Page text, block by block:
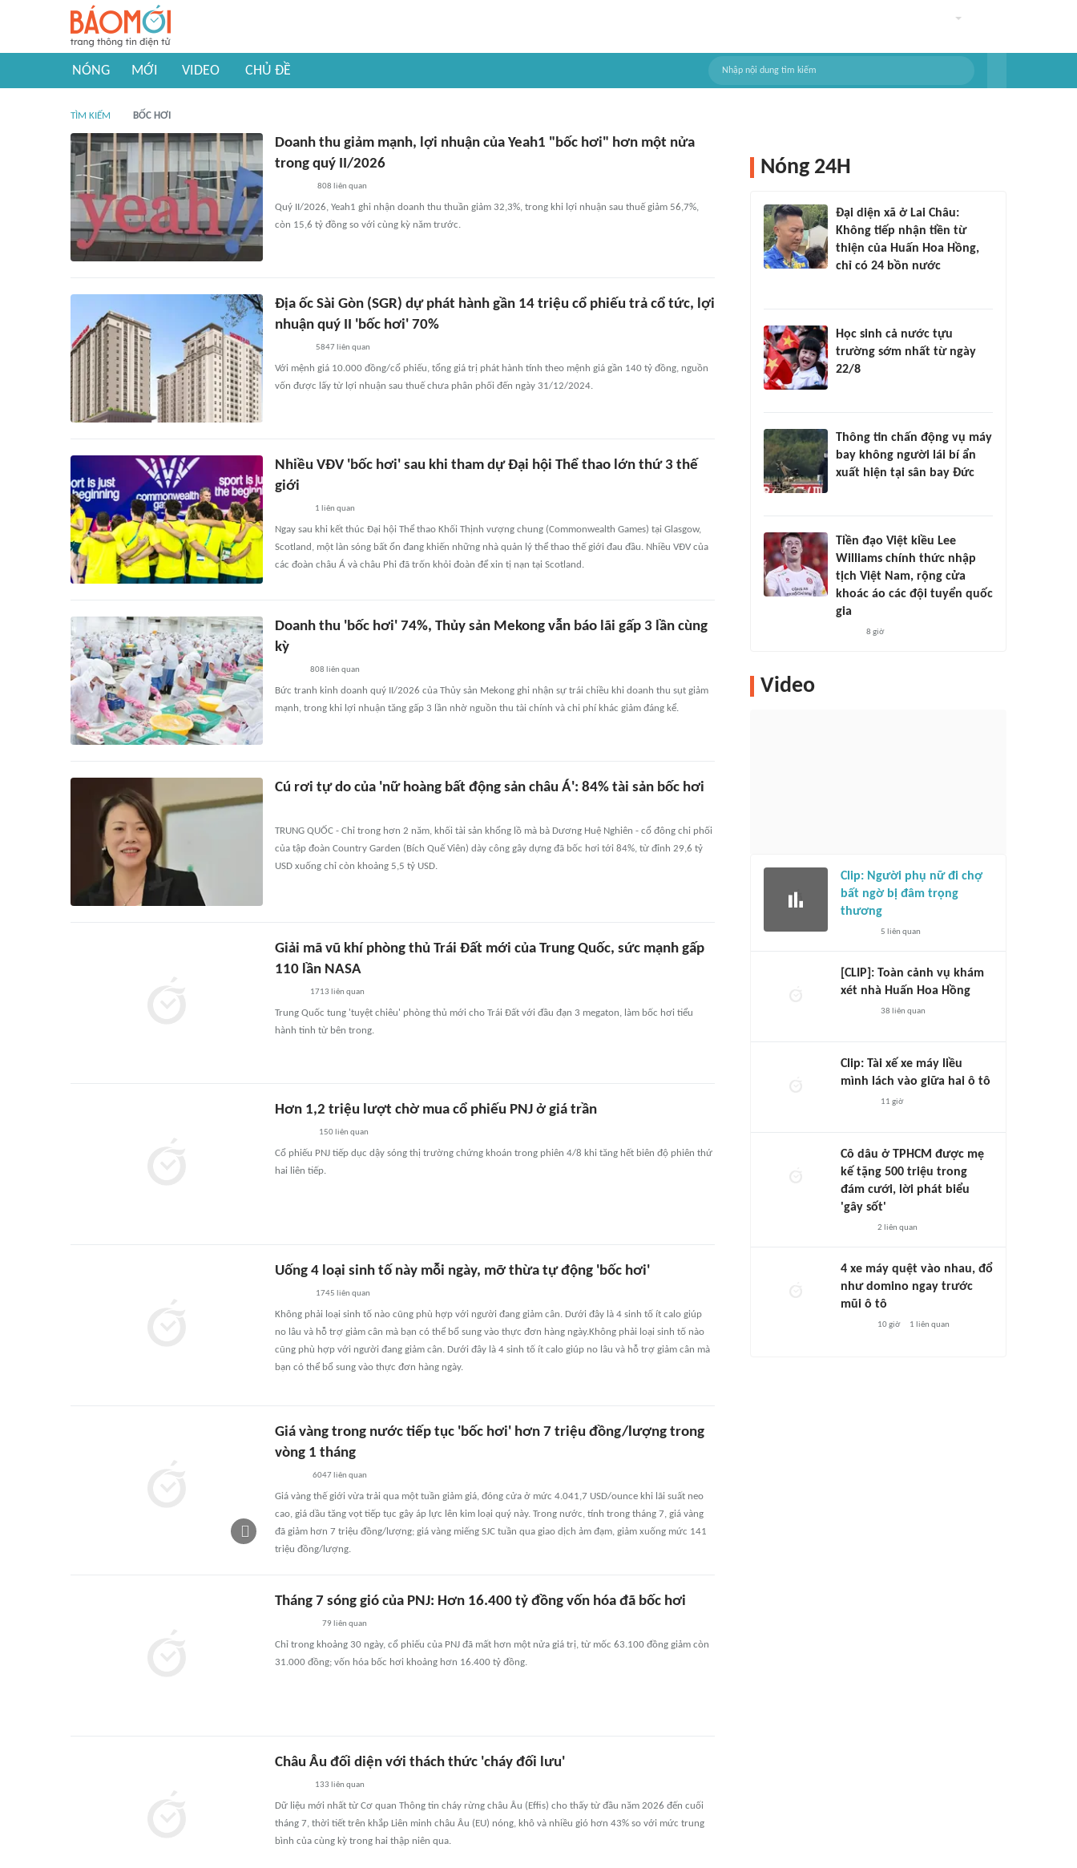
NÓNG MỚI VIDEO CHỦ ĐỀ
TÌM KIẾM BỐC HƠI
Doanh thu giảm mạnh, lợi nhuận của Yeah1 "bốc hơi" hơn một nửa
trong quý II/2026
808 liên quan
Quý II/2026, Yeah1 ghi nhận doanh thu thuần giảm 32,3%, trong khi lợi nhuận sau thuế giảm 56,7%,
còn 15,6 tỷ đồng so với cùng kỳ năm trước.
Địa ốc Sài Gòn (SGR) dự phát hành gần 14 triệu cổ phiếu trả cổ tức, lợi
nhuận quý II 'bốc hơi' 70%
5847liên quan
Với mệnh giá 10.000 đồng/cổ phiếu, tổng giá trị phát hành tính theo mệnh giá gần 140 tỷ đồng, nguồn
vốn được lấy từ lợi nhuận sau thuế chưa phân phối đến ngày 31/12/2024.
Nhiều VĐV 'bốc hơi' sau khi tham dự Đại hội Thể thao lớn thứ 3 thế
giới
1 liên quan
Ngay sau khi kết thúc Đại hội Thể thao Khối Thịnh vượng chung (Commonwealth Games) tại Glasgow,
Scotland, một làn sóng bất ổn đang khiến những nhà quản lý thể thao thế giới đau đầu. Nhiều VĐV của
các đoàn châu Á và châu Phi đã trốn khỏi đoàn để xin tị nạn tại Scotland.
Doanh thu 'bốc hơi' 74%, Thủy sản Mekong vẫn báo lãi gấp 3 lần cùng
kỳ
808 liên quan
Bức tranh kinh doanh quý II/2026 của Thủy sản Mekong ghi nhận sự trái chiều khi doanh thu sụt giảm
mạnh, trong khi lợi nhuận tăng gấp 3 lần nhờ nguồn thu tài chính và chi phí khác giảm đáng kể.
Cú rơi tự do của 'nữ hoàng bất động sản châu Á': 84% tài sản bốc hơi
TRUNG QUỐC - Chỉ trong hơn 2 năm, khối tài sản khổng lồ mà bà Dương Huệ Nghiên - cổ đông chi phối
của tập đoàn Country Garden (Bích Quế Viên) dày công gây dựng đã bốc hơi tới 84%, từ đỉnh 29,6 tỷ
USD xuống chỉ còn khoảng 5,5 tỷ USD.
Giải mã vũ khí phòng thủ Trái Đất mới của Trung Quốc, sức mạnh gấp
110 lần NASA
1713 liên quan
Trung Quốc tung 'tuyệt chiêu' phòng thủ mới cho Trái Đất với đầu đạn 3 megaton, làm bốc hơi tiểu
hành tinh từ bên trong.
Hơn 1,2 triệu lượt chờ mua cổ phiếu PNJ ở giá trần
150liên quan
Cổ phiếu PNJ tiếp dục dậy sóng thị trường chứng khoán trong phiên 4/8 khi tăng hết biên độ phiên thứ
hai liên tiếp.
Uống 4 loại sinh tố này mỗi ngày, mỡ thừa tự động 'bốc hơi'
1745 liên quan
Không phải loại sinh tố nào cũng phù hợp với người đang giảm cân. Dưới đây là 4 sinh tố ít calo giúp
no lâu và hỗ trợ giảm cân mà bạn có thể bổ sung vào thực đơn hàng ngày.Không phải loại sinh tố nào
cũng phù hợp với người đang giảm cân. Dưới đây là 4 sinh tố ít calo giúp no lâu và hỗ trợ giảm cân mà
bạn có thể bổ sung vào thực đơn hàng ngày.
Giá vàng trong nước tiếp tục 'bốc hơi' hơn 7 triệu đồng/lượng trong
vòng 1 tháng
6047 liên quan
Giá vàng thế giới vừa trải qua một tuần giảm giá, đóng cửa ở mức 4.041,7 USD/ounce khi lãi suất neo
cao, giá dầu tăng vọt tiếp tục gây áp lực lên kim loại quý này. Trong nước, tính trong tháng 7, giá vàng
đã giảm hơn 7 triệu đồng/lượng; giá vàng miếng SJC tuần qua giao dịch ảm đạm, giảm xuống mức 141
triệu đồng/lượng.
Tháng 7 sóng gió của PNJ: Hơn 16.400 tỷ đồng vốn hóa đã bốc hơi
79 liên quan
Chỉ trong khoảng 30 ngày, cổ phiếu của PNJ đã mất hơn một nửa giá trị, từ mốc 63.100 đồng giảm còn
31.000 đồng; vốn hóa bốc hơi khoảng hơn 16.400 tỷ đồng.
Châu Âu đối diện với thách thức 'cháy đối lưu'
133 liên quan
Dữ liệu mới nhất từ Cơ quan Thông tin cháy rừng châu Âu (Effis) cho thấy từ đầu năm 2026 đến cuối
tháng 7, thời tiết trên khắp Liên minh châu Âu (EU) nóng, khô và nhiều gió hơn 43% so với mức trung
bình của cùng kỳ trong hai thập niên qua.
Nóng 24H
Đại diện xã ở Lai Châu:
Không tiếp nhận tiền từ
thiện của Huấn Hoa Hồng,
chỉ có 24 bồn nước
Học sinh cả nước tựu
trường sớm nhất từ ngày
22/8
Thông tin chấn động vụ máy
bay không người lái bí ẩn
xuất hiện tại sân bay Đức
Tiền đạo Việt kiều Lee
Williams chính thức nhập
tịch Việt Nam, rộng cửa
khoác áo các đội tuyển quốc
gia
8 giờ
Video
Clip: Người phụ nữ đi chợ
bất ngờ bị đâm trọng
thương
5 liên quan
[CLIP]: Toàn cảnh vụ khám
xét nhà Huấn Hoa Hồng
38 liên quan
Clip: Tài xế xe máy liều
mình lách vào giữa hai ô tô
11 giờ
Cô dâu ở TPHCM được mẹ
kế tặng 500 triệu trong
đám cưới, lời phát biểu
'gây sốt'
2 liên quan
4 xe máy quệt vào nhau, đổ
như domino ngay trước
mũi ô tô
10 giờ 1 liên quan